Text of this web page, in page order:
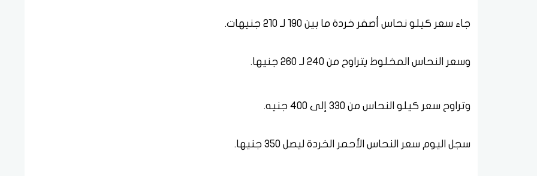
جاء سعر كيلو نحاس أصفر خردة ما بين 190 لـ 210 جنيهات.
وسعر النحاس المخلوط يتراوح من 240 لـ 260 جنيها.
وتراوح سعر كيلو النحاس من 330 إلى 400 جنيه.
سجل اليوم سعر النحاس الأحمر الخردة ليصل 350 جنيها.